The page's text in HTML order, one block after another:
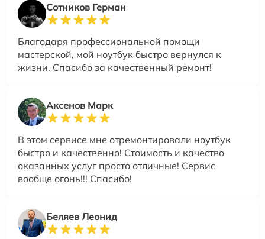
Сотников Герман
Благодаря профессиональной помощи
мастерской, мой ноутбук быстро вернулся к
жизни. Спасибо за качественный ремонт!
Аксенов Марк
В этом сервисе мне отремонтировали ноутбук
быстро и качественно! Стоимость и качество
оказанных услуг просто отличные! Сервис
вообще огонь!!! Спасибо!
Беляев Леонид